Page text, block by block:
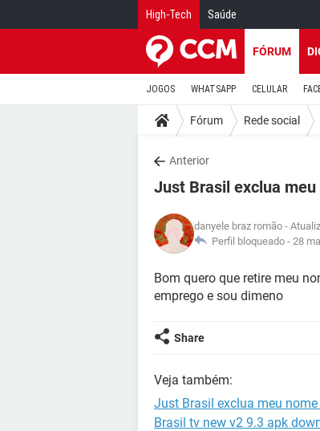
High-Tech Saúde
FÓRUM
JOGOS WHATSAPP CELULAR
Fórum Rede social
Anterior
Just Brasil exclua
danyele braz romão -
Perfil bloqueado - 28
Bom quero que retire meu
emprego e sou dimeno
Share
Veja também:
Just Brasil exclua meu
Brasil tv new v2 9.3 apk